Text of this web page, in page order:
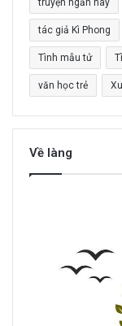
tác giả Kì Phong
Tình mẫu tử
văn học trẻ
Về làng